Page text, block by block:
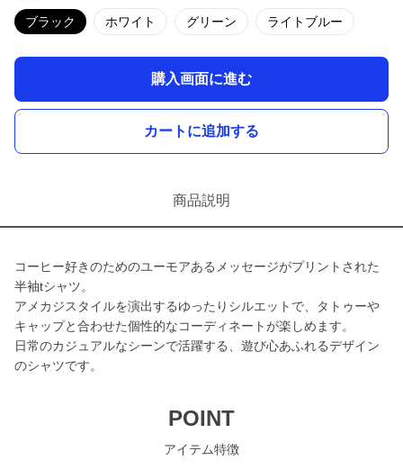
ブラック ホワイト グリーン ライトブルー
購入画面に進む
カートに追加する
商品説明
コーヒー好きのためのユーモアあるメッセージがプリントされた
半袖tシャツ。
アメカジスタイルを演出するゆったりシルエットで、タトゥーや
キャップと合わせた個性的なコーディネートが楽しめます。
日常のカジュアルなシーンで活躍する、遊び心あふれるデザイン
のシャツです。
POINT
アイテム特徴